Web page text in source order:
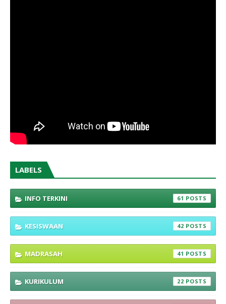
LABELS
INFO TERKINI 61
KESISWAAN 42
MADRASAH 41
KURIKULUM 22